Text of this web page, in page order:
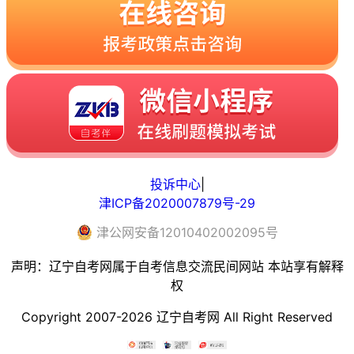
投诉中心|
津ICP备2020007879号-29
津公网安备12010402002095号
声明：辽宁自考网属于自考信息交流民间网站 本站享有解释
权
Copyright 2007-2026 辽宁自考网 All Right Reserved